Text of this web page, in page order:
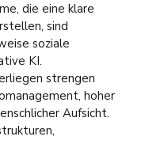
die eine klare
sind
soziale
KI.
strengen
hoher
Aufsicht.